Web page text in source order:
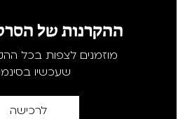
ההקרנות של
מוזמנים לצפות בכל
שעכשיו
לרכישה